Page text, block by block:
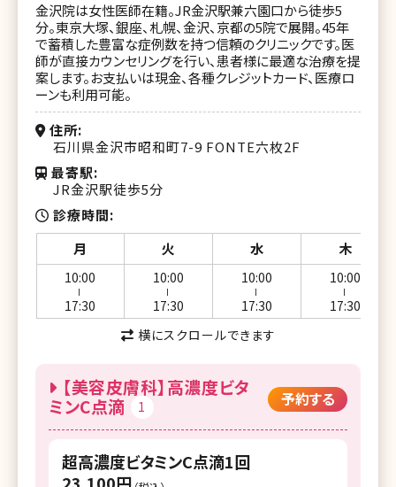
湘南美容クリニック 大阪なんば院
湘南美容クリニック 大阪あべの院
湘南美容クリニック 大阪京橋院
湘南美容クリニック 大阪堺東院
湘南美容クリニック 江坂院
湘南美容皮フ科 枚方院
湘南美容クリニック 高槻院
湘南美容クリニック 神戸三宮院
湘南美容クリニック 明石院
湘南美容クリニック 姫路院
湘南美容クリニック 奈良院
湘南美容クリニック 岡山院
金沢院は女性医師在籍。JR金沢駅兼六園口から徒歩5
分。東京大塚、銀座、札幌、金沢、京都の5院で展開。45年
で蓄積した豊富な症例数を持つ信頼のクリニックです。医
師が直接カウンセリングを行い、患者様に最適な治療を提
案します。お支払いは現金、各種クレジットカード、医療ロ
ーンも利用可能。
住所
石川県金沢市昭和町7-9 FONTE六枚2F
最寄駅
JR金沢駅徒歩5分
診療時間
月
火 水 木
10:00
17:30
10:00
17:30
10:00
17:30
10:00
17:30
横にスクロールできます
【美容皮膚科】高濃度ビタ
ミンC点滴
1 予約する
超高濃度ビタミンC点滴1回